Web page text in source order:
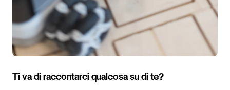
Ti va di raccontarci qualcosa su di te?